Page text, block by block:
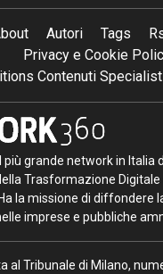
Autori Tags
Privacy e Cookie
Contenuti
più grande network in Italia
Trasformazione Digitale
la missione di diffondere
imprese e pubbliche
al Tribunale di Milano,